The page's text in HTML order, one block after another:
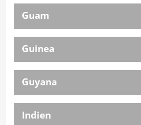
Guam
Guinea
Guyana
Indien